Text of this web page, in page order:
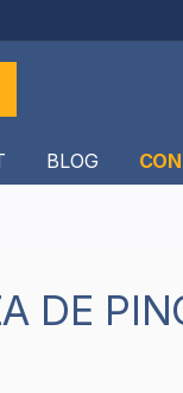
BLOG
DE